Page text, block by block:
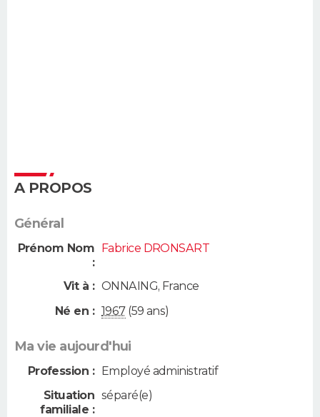
A PROPOS
Général
Prénom Nom
:
Fabrice DRONSART
Vit à : ONNAING, France
Né en : 1967(59 ans)
Ma vie aujourd'hui
Profession : Employé administratif
Situation
familiale :
séparé(e)